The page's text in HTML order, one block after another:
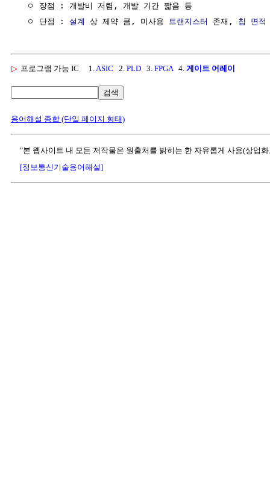
  ㅇ 장점 : 개발비 저렴, 개발 기간 짧음 등
  ㅇ 단점 :
설계 상 제약 큼, 미사용 트랜지스터 존재, 칩 면적
▷ 프로그램 가능 IC 1. ASIC 2. PLD 3. FPGA 4. 게이트 어레이
검색
용어해설 종합 (단일 페이지 형태)
"본 웹사이트 내 모든 저작물은 원출처를 밝히는 한 자유롭게 사용(상업
[정보통신기술용어해설]